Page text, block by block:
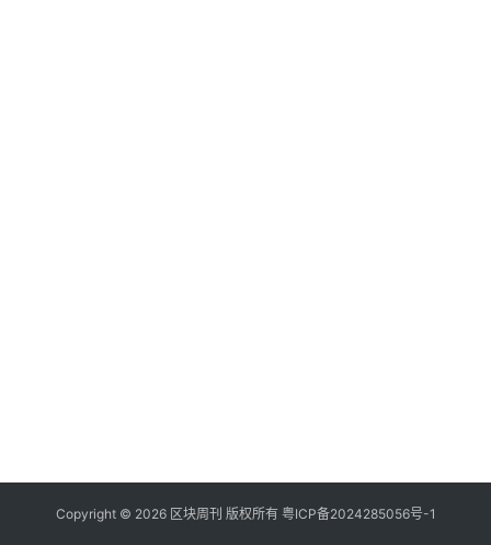
Copyright © 2026 区块周刊 版权所有 粤ICP备2024285056号-1